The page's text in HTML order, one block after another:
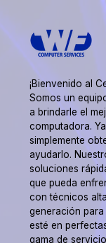
¡Bienvenido al
Somos un
a brindarle el
computadora.
simplemente
ayudarlo.
soluciones
que pueda
con técnicos
generación
esté en
gama de